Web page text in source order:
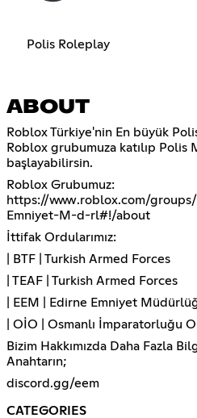
Polis Roleplay
ABOUT
Roblox Türkiye'nin En büyük
Roblox grubumuza katılıp Polis
başlayabilirsin.
Roblox Grubumuz:
https://www.roblox.com/
Emniyet-M-d-rl#!/about
İttifak Ordularımız:
| BTF | Turkish Armed Forces
| TEAF | Turkish Armed Forces
| EEM | Edirne Emniyet
| OİO | Osmanlı İmparatorluğu
Bizim Hakkımızda Daha Fazla
Anahtarın;
discord.gg/eem
CATEGORIES